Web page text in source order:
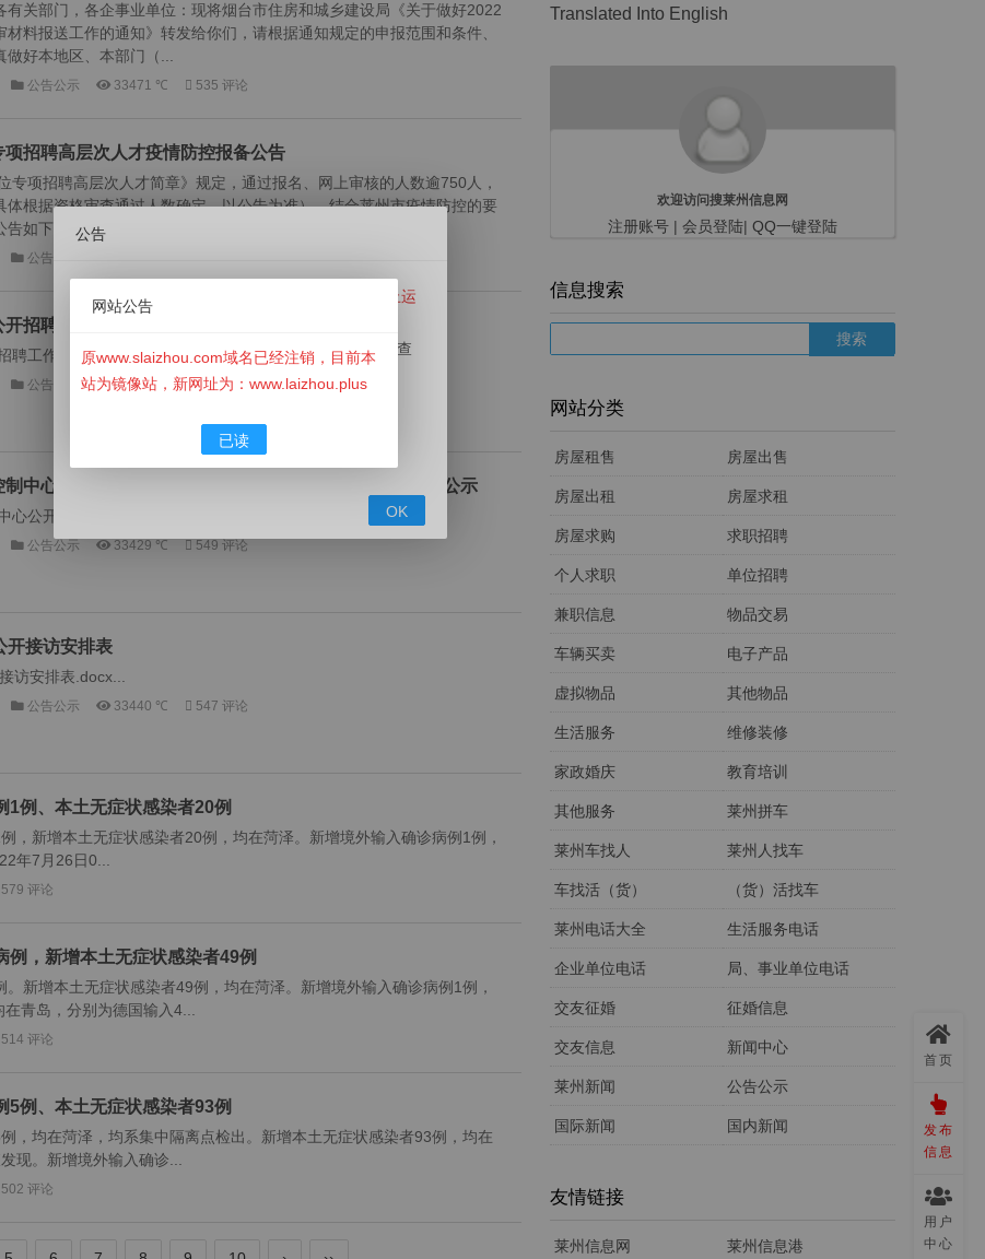
有关部门，各企事业单位：现将烟台市住房和城乡建设局《关于做好2022
料报送工作的通知》转发给你们，请根据通知规定的申报范围和条件、
好本地区、本部门（...
公告公示 33471 ℃ 535 评论
招聘高层次人才疫情防控报备公告
专项招聘高层次人才简章》规定，通过报名、网上审核的人数逾750人，
体根据资格审查通过人数确定，以公告为准）。结合莱州市疫情防控的要
如下：一、报备人...
公告公示
招聘工作人员（综合类）拟聘用人员公示（第一批）
聘工作人员（综合类）拟聘用人员公示（第一批）.pdf...
公告公示 33235 ℃ 520 评论
中心公开招聘劳务派遣人员（驾驶员岗位）拟招聘人员公示
心公开招聘劳务派遣人员（驾驶员岗位）拟招聘人员公示.xlsx...
公告公示 33429 ℃ 549 评论
开接访安排表
访安排表.docx...
公告公示 33440 ℃ 547 评论
例、本土无症状感染者20例
，新增本土无症状感染者20例，均在菏泽。新增境外输入确诊病例1例，
年7月26日0...
579 评论
，新增本土无症状感染者49例
新增本土无症状感染者49例，均在菏泽。新增境外输入确诊病例1例，
青岛，分别为德国输入4...
514 评论
例、本土无症状感染者93例
，均在菏泽，均系集中隔离点检出。新增本土无症状感染者93例，均在
现。新增境外输入确诊...
502 评论
Translated Into English
欢迎访问搜莱州信息网
注册账号 | 会员登陆| QQ一键登陆
信息搜索
网站分类
房屋租售 房屋出售
房屋出租 房屋求租
房屋求购 求职招聘
个人求职 单位招聘
兼职信息 物品交易
车辆买卖 电子产品
虚拟物品 其他物品
生活服务 维修装修
家政婚庆 教育培训
其他服务 莱州拼车
莱州车找人 莱州人找车
车找活（货） （货）活找车
莱州电话大全 生活服务电话
企业单位电话 局、事业单位电话
交友征婚 征婚信息
交友信息 新闻中心
莱州新闻 公告公示
国际新闻 国内新闻
友情链接
莱州信息网 莱州信息港
公告
原搜莱州信息网（www.slaizhou.com）已经停止运
此网站已经下线，本站目前为镜像站，用于用户查
询历史资料！
www.LaiZhou.Plus）莱州信息网发布。
OK
首页
发布
信息
用户
中心
网站公告
原www.slaizhou.com域名已经注销，目前本
站为镜像站，新网址为：www.laizhou.plus
已读